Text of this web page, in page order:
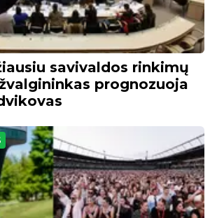
savivaldos rinkimų
prognozuoja